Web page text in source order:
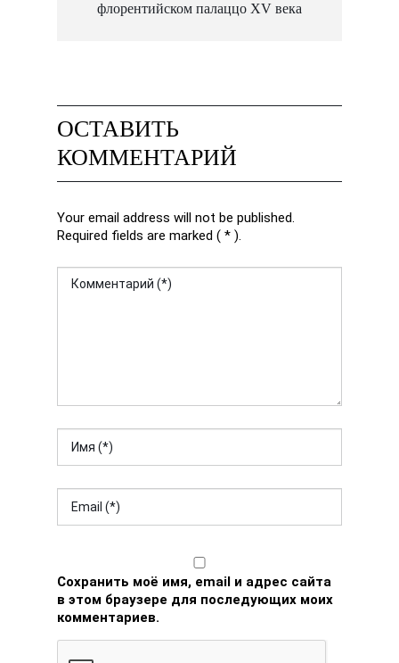
флорентийском палаццо XV века
ОСТАВИТЬ
КОММЕНТАРИЙ
Your email address will not be published.
Required fields are marked ( * ).
Сохранить моё имя, email и адрес сайта
в этом браузере для последующих моих
комментариев.